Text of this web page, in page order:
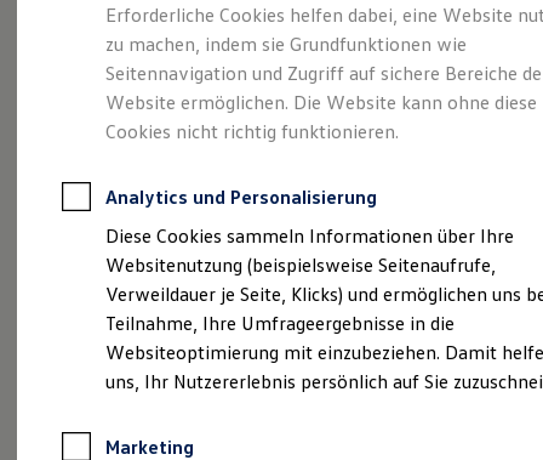
Leasing
Leasing-Angebote
Gebrauchtwagen Leasing
Junge Gebrauchtwagen-Leasing
Elektroauto Leasing
Kleinwagen-Leasing
Leasing ohne Anzahlung
Autokredit mit Schlussrate
Versicherungen und Garantien
Kfz-Versicherung
Restschuldversicherungen
Garantien
Wartungsverträge
Geschäftskunden
Professional Class bei Volkswagen
Großkunden
Behörden
Anpfiff zum Gewinn
Stilvollelektrisch. Der
ID.5
Impressum & Rechtliches)
Erforderliche Cookies helfen dabei, eine Website
zu machen, indem sie Grundfunktionen wie
Seitennavigation und Zugriff auf sichere Bereiche
Website ermöglichen. Die Website kann ohne diese
Cookies nicht richtig funktionieren.
Analytics und Personalisierung
Diese Cookies sammeln Informationen über Ihre
Websitenutzung (beispielsweise Seitenaufrufe,
Verweildauer je Seite, Klicks) und ermöglichen uns
Teilnahme, Ihre Umfrageergebnisse in die
Websiteoptimierung mit einzubeziehen. Damit
uns, Ihr Nutzererlebnis persönlich auf Sie
Marketing